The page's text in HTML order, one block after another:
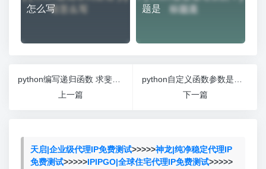
怎么写
题是
上一篇
下一篇
天启|企业级代理IP免费测试>>>>>神龙|纯净稳定代理IP
免费测试>>>>>IPIPGO|全球住宅代理IP免费测试>>>>>